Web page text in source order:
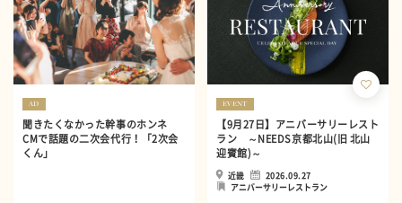
AD
聞きたくなかった幹事のホンネ
CMで話題の二次会代行！「2次会
くん」
EVENT
【9月27日】アニバーサリーレスト
ラン ～NEEDS京都北山(旧 北山
迎賓館)～
近畿
2026.09.27
アニバーサリーレストラン